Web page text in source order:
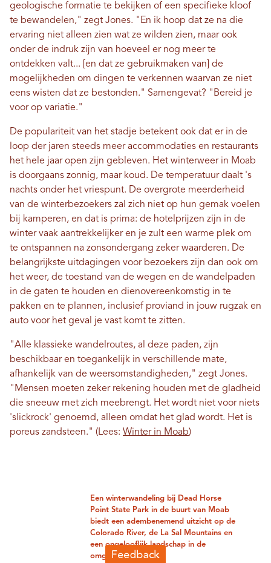
geologische formatie te bekijken of een specifieke kloof
te bewandelen," zegt Jones. "En ik hoop dat ze na die
ervaring niet alleen zien wat ze wilden zien, maar ook
onder de indruk zijn van hoeveel er nog meer te
ontdekken valt... [en dat ze gebruikmaken van] de
mogelijkheden om dingen te verkennen waarvan ze niet
eens wisten dat ze bestonden." Samengevat? "Bereid je
voor op variatie."
De populariteit van het stadje betekent ook dat er in de
loop der jaren steeds meer accommodaties en restaurants
het hele jaar open zijn gebleven. Het winterweer in Moab
is doorgaans zonnig, maar koud. De temperatuur daalt 's
nachts onder het vriespunt. De overgrote meerderheid
van de winterbezoekers zal zich niet op hun gemak voelen
bij kamperen, en dat is prima: de hotelprijzen zijn in de
winter vaak aantrekkelijker en je zult een warme plek om
te ontspannen na zonsondergang zeker waarderen. De
belangrijkste uitdagingen voor bezoekers zijn dan ook om
het weer, de toestand van de wegen en de wandelpaden
in de gaten te houden en dienovereenkomstig in te
pakken en te plannen, inclusief proviand in jouw rugzak en
auto voor het geval je vast komt te zitten.
"Alle klassieke wandelroutes, al deze paden, zijn
beschikbaar en toegankelijk in verschillende mate,
afhankelijk van de weersomstandigheden," zegt Jones.
"Mensen moeten zeker rekening houden met de gladheid
die sneeuw met zich meebrengt. Het wordt niet voor niets
'slickrock' genoemd, alleen omdat het glad wordt. Het is
poreus zandsteen." (Lees: Winter in Moab)
Een winterwandeling bij Dead Horse
Point State Park in de buurt van Moab
biedt een adembenemend uitzicht op de
Colorado River, de La Sal Mountains en
een ongelooflijk landschap in de
omgeving.